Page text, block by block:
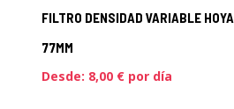
FILTRO DENSIDAD VARIABLE HOYA
77MM
Desde: 8,00 €por día